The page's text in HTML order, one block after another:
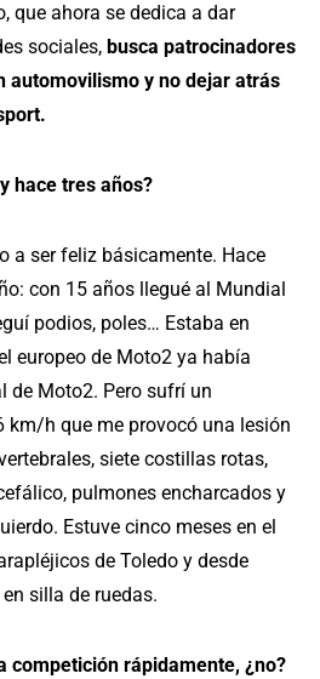
que ahora se dedica a dar
sociales, busca patrocinadores
automovilismo y no dejar atrás
hace tres años?
a ser feliz básicamente. Hace
con 15 años llegué al Mundial
podios, poles… Estaba en
europeo de Moto2 ya había
de Moto2. Pero sufrí un
km/h que me provocó una lesión
siete costillas rotas,
pulmones encharcados y
Estuve cinco meses en el
de Toledo y desde
silla de ruedas.
competición rápidamente, ¿no?